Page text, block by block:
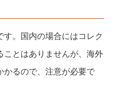
。国内の場合にはコレク
ことはありませんが、海外
かるので、注意が必要で